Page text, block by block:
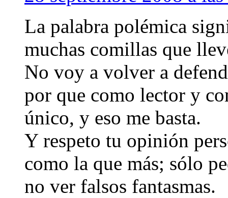
La palabra polémica
muchas comillas que
No voy a volver a
por que como lector y
único, y eso me basta.
Y respeto tu opinión
como la que más; sólo
no ver falsos fantasmas.